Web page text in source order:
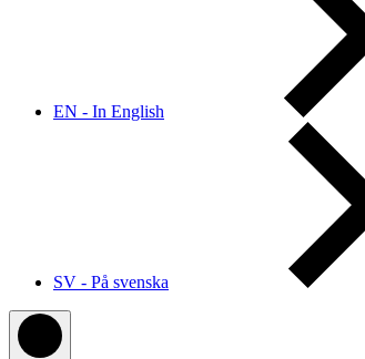
EN - In English
SV - På svenska